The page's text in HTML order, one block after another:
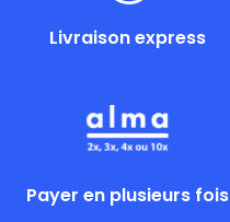
Livraison express
Payer en plusieurs fois